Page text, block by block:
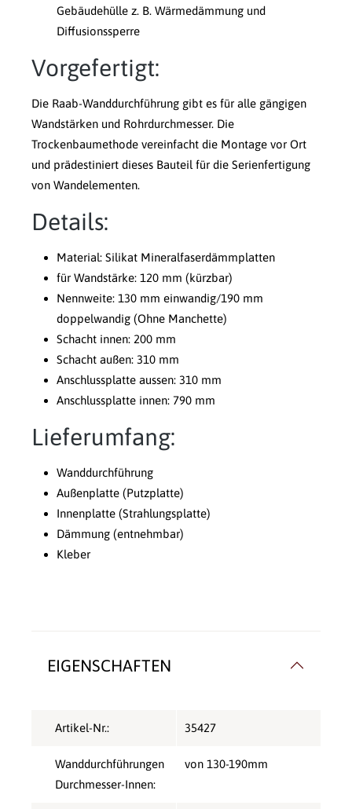
Gebäudehülle z. B. Wärmedämmung und
Diffusionssperre
Vorgefertigt:
Die Raab-Wanddurchführung gibt es für alle gängigen
Wandstärken und Rohrdurchmesser. Die
Trockenbaumethode vereinfacht die Montage vor Ort
und prädestiniert dieses Bauteil für die Serienfertigung
von Wandelementen.
Details:
Material: Silikat Mineralfaserdämmplatten
für Wandstärke: 120 mm (kürzbar)
Nennweite: 130 mm einwandig/190 mm
doppelwandig (Ohne Manchette)
Schacht innen: 200 mm
Schacht außen: 310 mm
Anschlussplatte aussen: 310 mm
Anschlussplatte innen: 790 mm
Lieferumfang:
Wanddurchführung
Außenplatte (Putzplatte)
Innenplatte (Strahlungsplatte)
Dämmung (entnehmbar)
Kleber
EIGENSCHAFTEN
Artikel-Nr.: 35427
Wanddurchführungen
Durchmesser-Innen:
von 130-190mm